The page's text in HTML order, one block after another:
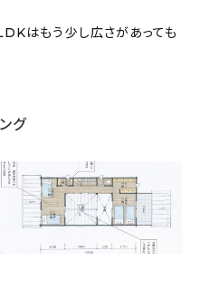
はもう少し広さがあっても
グ